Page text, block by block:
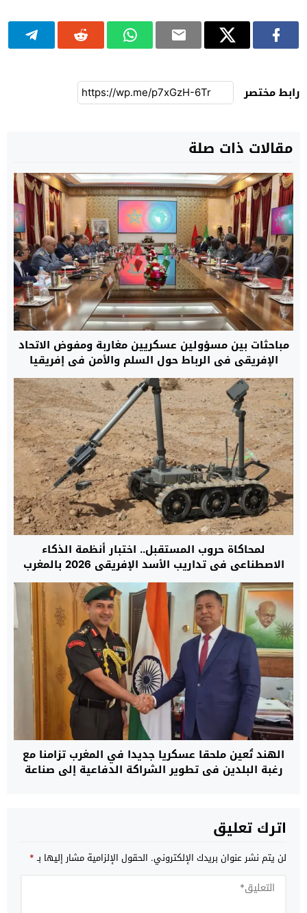
رابط مختصر
مقالات ذات صلة
مباحثات بين مسؤولين عسكريين مغاربة ومفوض الاتحاد
الإفريقي في الرباط حول السلم والأمن في إفريقيا
لمحاكاة حروب المستقبل.. اختبار أنظمة الذكاء
الاصطناعي في تداريب الأسد الإفريقي 2026 بالمغرب
لأول مرة
الهند تُعين ملحقا عسكريا جديدا في المغرب تزامنا مع
رغبة البلدين في تطوير الشراكة الدفاعية إلى صناعة
اترك تعليق
لن يتم نشر عنوان بريدك الإلكتروني. الحقول الإلزامية مشار إليها بـ*